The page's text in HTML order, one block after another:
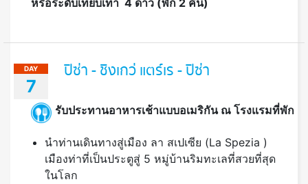
หรือระดับเทียบเท่า 4 ดาว (พัก 2 คืน)
DAY
7
ปิซ่า - ชิงเกว่ แตร์เร - ปิซ่า
รับประทานอาหารเช้าแบบอเมริกัน ณ โรงแรมที่พัก
นำท่านเดินทางสู่เมือง ลา สเปเซีย (La Spezia )
เมืองท่าที่เป็นประตูสู่ 5 หมู่บ้านริมทะเลที่สวยที่สุด
ในโลก